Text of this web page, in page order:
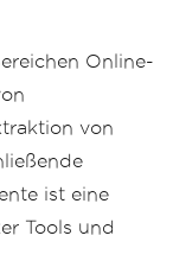
Online-
von
ist eine
Tools und